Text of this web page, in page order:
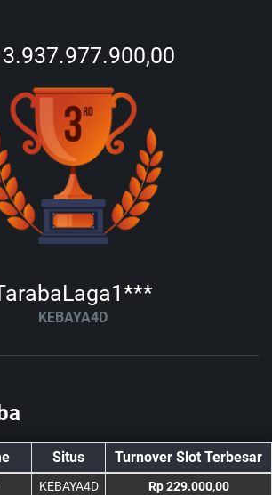
3.937.977.900,00
KEBAYA4D
Situs Turnover Slot Terbesar
KEBAYA4D
Rp 229.000,00